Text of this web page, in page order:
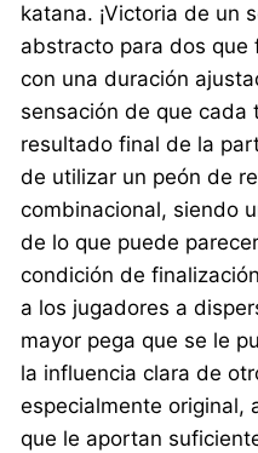
katana. ¡Victoria de un
abstracto para dos
con una duración
sensación de que cada
resultado final de la
de utilizar un peón de
combinacional, siendo
de lo que puede
condición de
a los jugadores a
mayor pega que se le
la influencia clara de
especialmente original,
que le aportan